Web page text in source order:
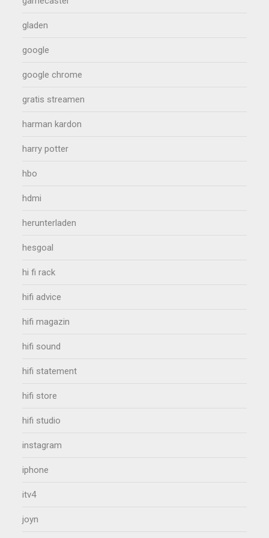
gladen
google
google chrome
gratis streamen
harman kardon
harry potter
hbo
hdmi
herunterladen
hesgoal
hi fi rack
hifi advice
hifi magazin
hifi sound
hifi statement
hifi store
hifi studio
instagram
iphone
itv4
joyn